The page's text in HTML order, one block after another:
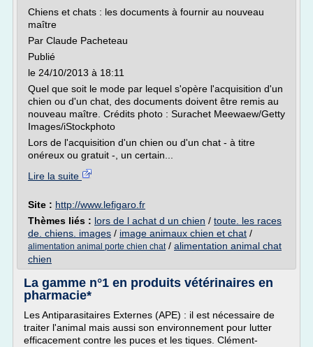
Chiens et chats : les documents à fournir au nouveau
maître
Par Claude Pacheteau
Publié
le 24/10/2013 à 18:11
Quel que soit le mode par lequel s'opère l'acquisition d'un
chien ou d'un chat, des documents doivent être remis au
nouveau maître. Crédits photo : Surachet Meewaew/Getty
Images/iStockphoto
Lors de l'acquisition d'un chien ou d'un chat - à titre
onéreux ou gratuit -, un certain...
Lire la suite
Site : http://www.lefigaro.fr
Thèmes liés : lors de l achat d un chien / toute. les races
de. chiens. images / image animaux chien et chat /
alimentation animal porte chien chat/ alimentation animal chat
chien
La gamme n°1 en produits vétérinaires en
pharmacie*
Les Antiparasitaires Externes (APE) : il est nécessaire de
traiter l'animal mais aussi son environnement pour lutter
efficacement contre les puces et les tiques. Clément-